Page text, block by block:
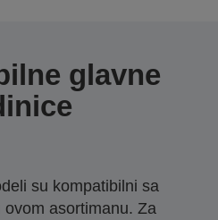
glavne
su kompatibilni sa
asortimanu. Za